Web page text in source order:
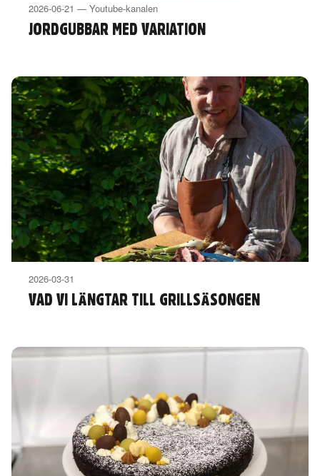
2026-06-21 — Youtube-kanalen
JORDGUBBAR MED VARIATION
2026-03-31
VAD VI LÄNGTAR TILL GRILLSÄSONGEN